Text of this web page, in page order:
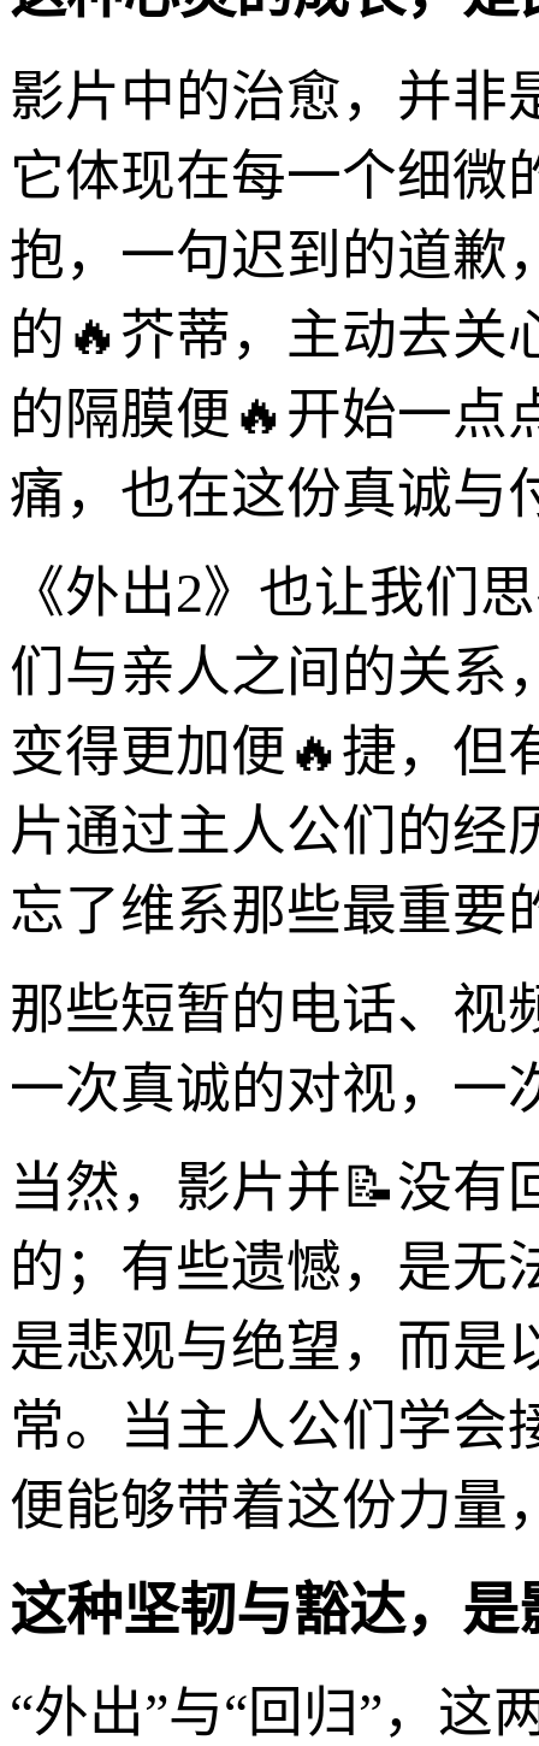
影片中的治愈，并非
它体现在每一个细微
抱，一句迟到的道歉
的🔥芥蒂，主动去关
的隔膜便🔥开始一点
痛，也在这份真诚与
《外出2》也让我们
们与亲人之间的关系
变得更加便🔥捷，但
片通过主人公们的经
忘了维系那些最重要
那些短暂的电话、视
一次真诚的对视，一
当然，影片并📝没有
的；有些遗憾，是无
是悲观与绝望，而是
常。当主人公们学会
便能够带着这份力量
这种坚韧与豁达，
“外出”与“回归”，这